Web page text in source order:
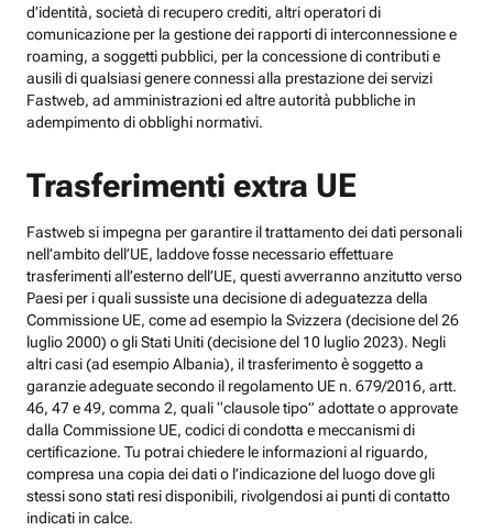
d’identità, società di recupero crediti, altri operatori di
comunicazione per la gestione dei rapporti di interconnessione e
roaming, a soggetti pubblici, per la concessione di contributi e
ausili di qualsiasi genere connessi alla prestazione dei servizi
Fastweb, ad amministrazioni ed altre autorità pubbliche in
adempimento di obblighi normativi.
Trasferimenti extra UE
Fastweb si impegna per garantire il trattamento dei dati personali
nell’ambito dell’UE, laddove fosse necessario effettuare
trasferimenti all’esterno dell’UE, questi avverranno anzitutto verso
Paesi per i quali sussiste una decisione di adeguatezza della
Commissione UE, come ad esempio la Svizzera (decisione del 26
luglio 2000) o gli Stati Uniti (decisione del 10 luglio 2023). Negli
altri casi (ad esempio Albania), il trasferimento è soggetto a
garanzie adeguate secondo il regolamento UE n. 679/2016, artt.
46, 47 e 49, comma 2, quali “clausole tipo” adottate o approvate
dalla Commissione UE, codici di condotta e meccanismi di
certificazione. Tu potrai chiedere le informazioni al riguardo,
compresa una copia dei dati o l’indicazione del luogo dove gli
stessi sono stati resi disponibili, rivolgendosi ai punti di contatto
indicati in calce.